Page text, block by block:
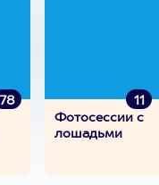
78
11
Фотосессии с
лошадьми